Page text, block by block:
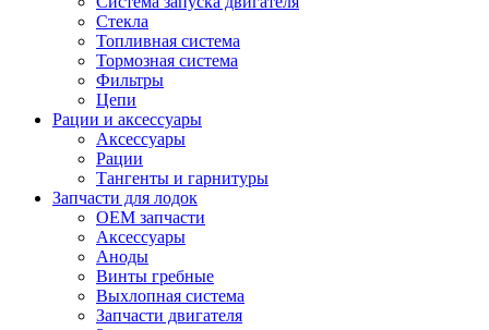
Стекла
Топливная система
Тормозная система
Фильтры
Цепи
Рации и аксессуары
Аксессуары
Рации
Тангенты и гарнитуры
Запчасти для лодок
OEM запчасти
Аксессуары
Аноды
Винты гребные
Выхлопная система
Запчасти двигателя